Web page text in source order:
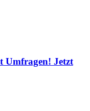
Umfragen! Jetzt